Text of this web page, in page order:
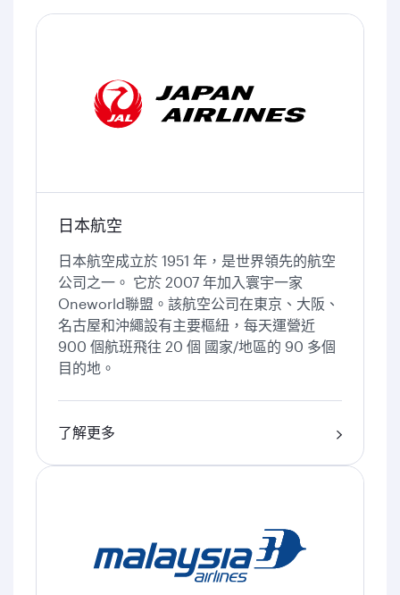
日本航空
日本航空成立於 1951 年，是世界領先的航空
公司之一。 它於 2007 年加入寰宇一家
Oneworld聯盟。該航空公司在東京、大阪、
名古屋和沖繩設有主要樞紐，每天運營近
900 個航班飛往 20 個 國家/地區的 90 多個
目的地。
了解更多